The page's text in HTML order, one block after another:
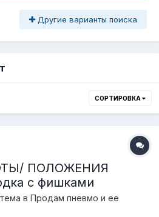
Другие варианты поиска
СОРТИРОВКА
ПОЛОЖЕНИЯ
с фишками
в Продам пневмо и ее